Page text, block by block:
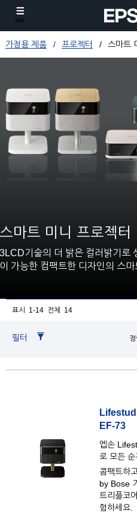
메뉴
가정용 제품 프로젝터 스마트
스마트 미니 프로젝터
3LCD기술의 더 밝은 컬러밝기로
이 가능한 컴팩트한 디자인의 스마
표시 1-14 전체 14
필터
EF-73
엡손
로 모든 순
콤팩트하
by Bose
트리플코
험하세요.